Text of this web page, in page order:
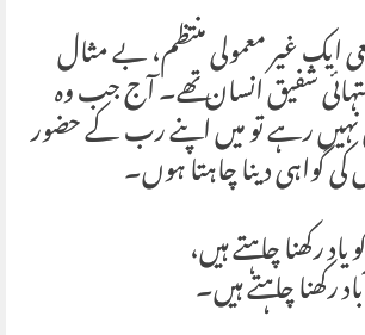
ایک غیر معمولی منتظم، بے مثال
شفیق انسان تھے۔ آج جب وہ
رہے تو میں اپنے رب کے حضور
گواہی دینا چاہتا ہوں۔
رکھنا چاہتے ہیں،
رکھنا چاہتے ہیں۔